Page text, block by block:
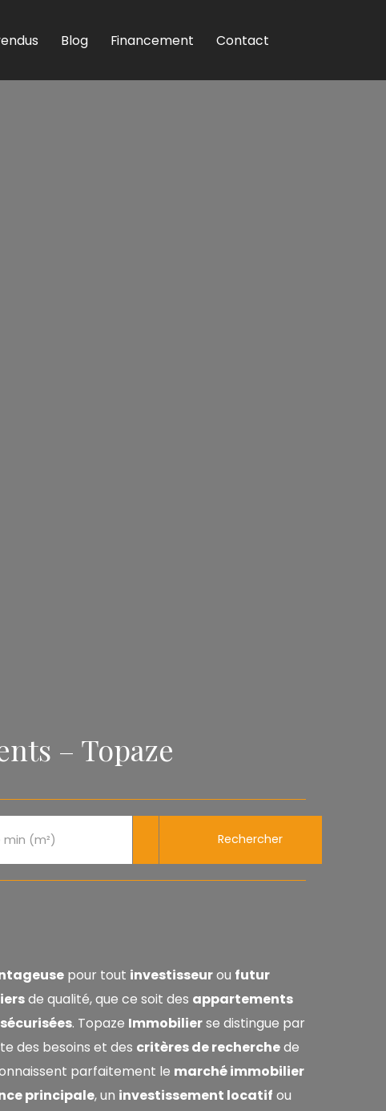
Blog Financement Contact
– Topaze
min (m²) Rechercher
pour tout investisseurou futur
de qualité, que ce soit des appartements
sécurisées. Topaze Immobilierse distingue par
des besoins et des critères de recherchede
parfaitement le marché immobilier
principale, un investissement locatif ou